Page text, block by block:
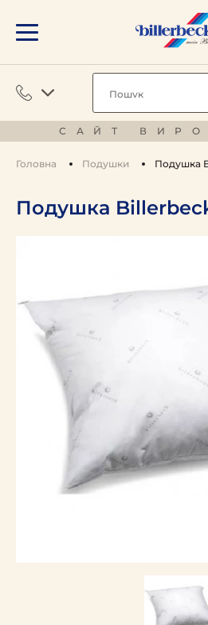
САЙТ
Головна Подушки Подушка
Подушка